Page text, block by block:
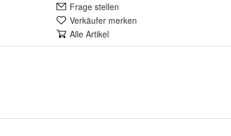
Frage stellen
Verkäufer merken
Alle Artikel